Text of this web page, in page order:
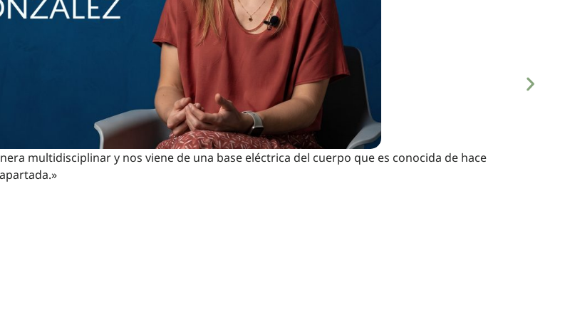
multidisciplinar y nos viene de una base eléctrica del cuerpo que es conocida de hace